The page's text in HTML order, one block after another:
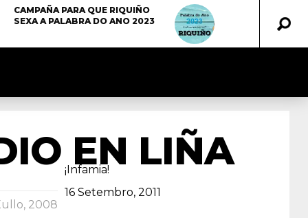
CAMPAÑA PARA QUE RIQUIÑO
SEXA A PALABRA DO ANO 2023
EN LIÑA
2008
¡Infamia!
Data
16 Setembro, 2011